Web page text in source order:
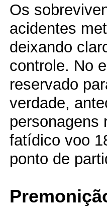
Os
acidentes
deixando
controle. No
reservado
verdade,
personagens
fatídico voo
ponto de